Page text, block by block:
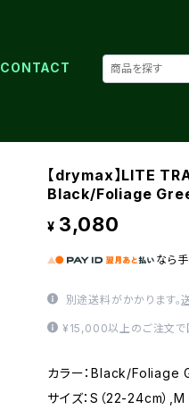
CONTACT
【drymax】LITE
Black/Foliage
¥ 3,080
なら
別途送料がかかります。
¥15,000以上のご注文で
カラー：Black/
サイズ：S（22-24cm）